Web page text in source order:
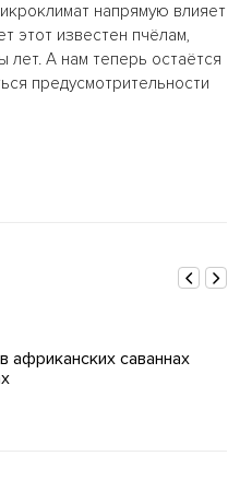
напрямую влияет
этот известен пчёлам,
лет. А нам теперь остаётся
предусмотрительности
африканских саваннах